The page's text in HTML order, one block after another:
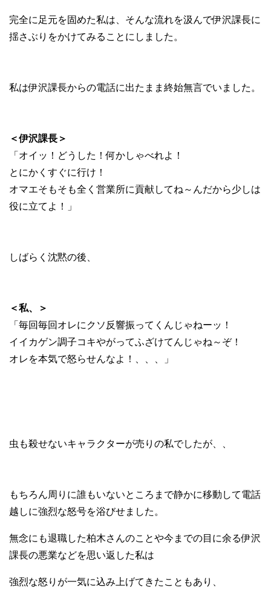
完全に足元を固めた私は、そんな流れを汲んで伊沢課長に
揺さぶりをかけてみることにしました。
私は伊沢課長からの電話に出たまま終始無言でいました。
＜伊沢課長＞
「オイッ！どうした！何かしゃべれよ！
とにかくすぐに行け！
オマエそもそも全く営業所に貢献してね～んだから少しは
役に立てよ！」
しばらく沈黙の後、
＜私、＞
「毎回毎回オレにクソ反響振ってくんじゃねーッ！
イイカゲン調子コキやがってふざけてんじゃね～ぞ！
オレを本気で怒らせんなよ！、、、」
虫も殺せないキャラクターが売りの私でしたが、、
もちろん周りに誰もいないところまで静かに移動して電話
越しに強烈な怒号を浴びせました。
無念にも退職した柏木さんのことや今までの目に余る伊沢
課長の悪業などを思い返した私は
強烈な怒りが一気に込み上げてきたこともあり、